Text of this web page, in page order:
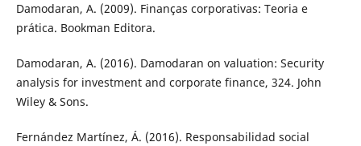
Damodaran, A. (2009). Finanças corporativas: Teoria e
prática. Bookman Editora.
Damodaran, A. (2016). Damodaran on valuation: Security
analysis for investment and corporate finance, 324. John
Wiley & Sons.
Fernández Martínez, Á. (2016). Responsabilidad social